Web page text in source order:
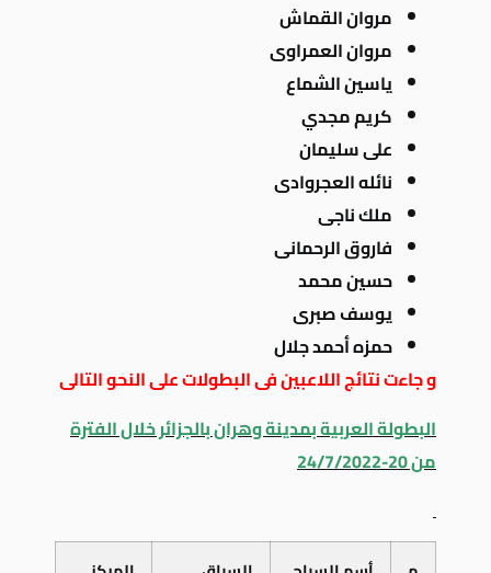
مروان القماش
مروان العمراوى
ياسين الشماع
كريم مجدي
على سليمان
نائله العجروادى
ملك ناجى
فاروق الرحمانى
حسين محمد
يوسف صبرى
حمزه أحمد جلال
و جاءت نتائج اللاعبين فى البطولات على النحو التالى
البطولة العربية بمدينة وهران بالجزائر خلال الفترة
من 20-24/7/2022